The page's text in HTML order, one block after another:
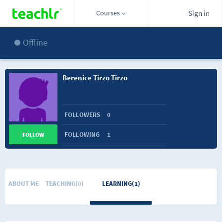
Courses Sign in
Offline
Berenice Tirzo Tirzo
FOLLOWERS 0
FOLLOWING 1
FOLLOW
ABOUT ME TEACHING(0) LEARNING(1)